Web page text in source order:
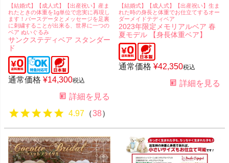
【結婚式】【成人式】【出産祝い】産ま
れたときの体重を1g単位で忠実に再現し
ます！バースデータとメッセージを足裏
に刺繍することが出来る、世界に一つの
ベア ぬいぐるみ
サンクステディベア スタンダー
ド
通常価格 ¥14,300税込
詳細を見る
4.97 （38）
【結婚式】【成人式】【出産祝い】生ま
れた時の身長と体重でお仕立てするオー
ダーメイドテディベア
2023年限定メモリアルベア 春
夏モデル 【身長体重ベア】
通常価格 ¥42,350税込
詳細を見る